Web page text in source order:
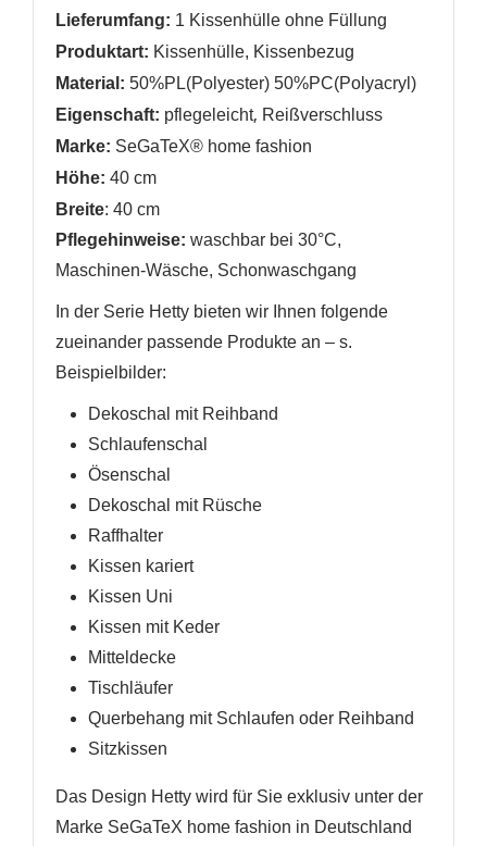
Lieferumfang: 1 Kissenhülle ohne Füllung
Produktart: Kissenhülle, Kissenbezug
Material: 50%PL(Polyester) 50%PC(Polyacryl)
Eigenschaft: pflegeleicht, Reißverschluss
Marke: SeGaTeX® home fashion
Höhe: 40 cm
Breite: 40 cm
Pflegehinweise: waschbar bei 30°C,
Maschinen-Wäsche, Schonwaschgang
In der Serie Hetty bieten wir Ihnen folgende
zueinander passende Produkte an – s.
Beispielbilder:
Dekoschal mit Reihband
Schlaufenschal
Ösenschal
Dekoschal mit Rüsche
Raffhalter
Kissen kariert
Kissen Uni
Kissen mit Keder
Mitteldecke
Tischläufer
Querbehang mit Schlaufen oder Reihband
Sitzkissen
Das Design Hetty wird für Sie exklusiv unter der
Marke SeGaTeX home fashion in Deutschland
AUF MEINE WUNSCHLISTE
add_circle_outline Neue Liste anlegen
WUNSCHLISTE ERSTELLEN
Name der Wunschliste
erstellen
ANMELDEN
Sie müssen angemeldet sein, um Artikel Ihrer
Wunschliste hinzufügen zu können.
Anmelden